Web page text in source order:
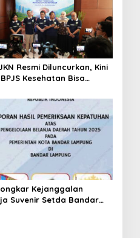
Resmi Diluncurkan, Kini
Kesehatan Bisa
Kejanggalan
Suvenir Setda Bandar